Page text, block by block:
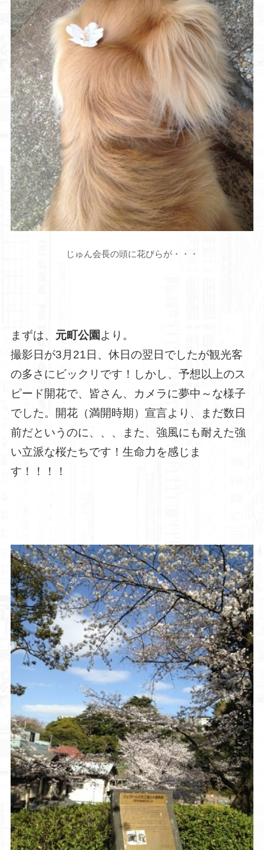
じゅん会長の頭に花びらが・・・
まずは、 元町公園 より。
撮影日が3月21日、休日の翌日でしたが観光客
の多さにビックリです！しかし、予想以上のス
ピード開花で、皆さん、カメラに夢中～な様子
でした。開花（満開時期）宣言より、まだ数日
前だというのに、、、また、強風にも耐えた強
い立派な桜たちです！生命力を感じま
す！！！！